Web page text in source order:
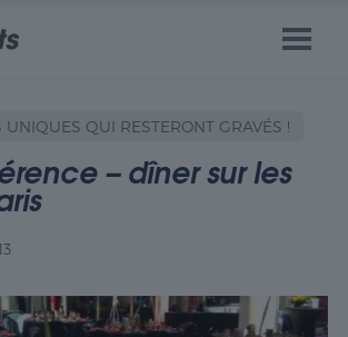
QUI RESTERONT GRAVÉS !
– dîner sur les